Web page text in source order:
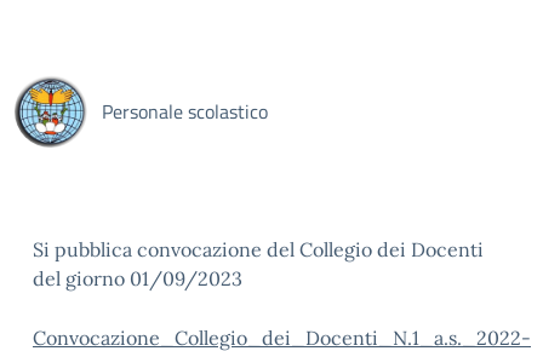
Personale scolastico
Si pubblica convocazione del Collegio dei Docenti
del giorno 01/09/2023
Convocazione_Collegio_dei_Docenti_N.1_a.s._2022-